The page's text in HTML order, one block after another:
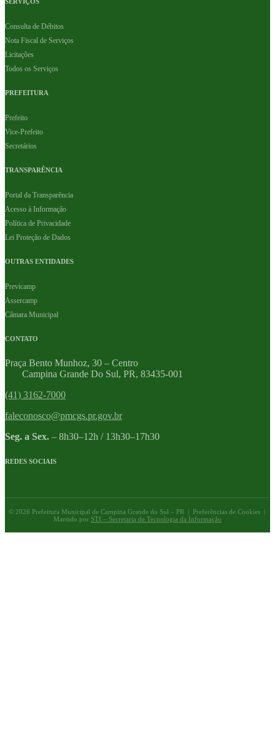
SERVIÇOS
Consulta de Débitos
Nota Fiscal de Serviços
Licitações
Todos os Serviços
PREFEITURA
Prefeito
Vice-Prefeito
Secretários
TRANSPARÊNCIA
Portal da Transparência
Acesso à Informação
Política de Privacidade
Lei Proteção de Dados
OUTRAS ENTIDADES
Previcamp
Assercamp
Câmara Municipal
CONTATO
Praça Bento Munhoz, 30 – Centro
Campina Grande Do Sul, PR, 83435-001
(41) 3162-7000
faleconosco@pmcgs.pr.gov.br
Seg. a Sex. – 8h30–12h / 13h30–17h30
REDES SOCIAIS
© 2026 Prefeitura Municipal de Campina Grande do Sul – PR | Preferências de Cookies|
Mantido por STI – Secretaria de Tecnologia da Informação